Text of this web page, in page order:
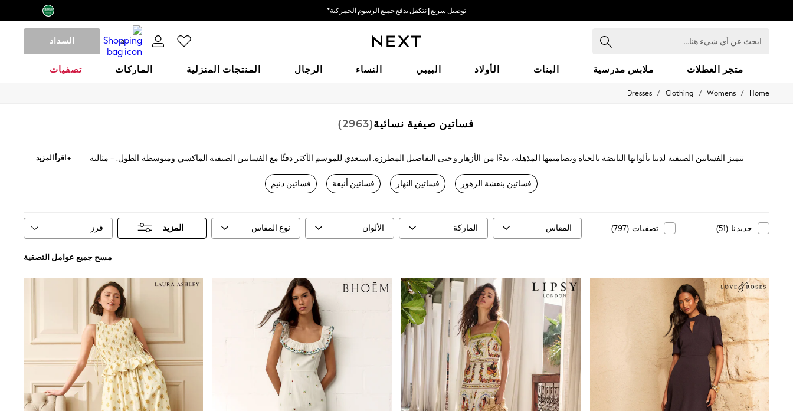
خيارات دفع مرنة وآمنة*
عن
0 السداد
متجر العطلات ملابس مدرسية البنات الأولاد البيبي النساء الرجال المنتجات المنزلية الماركات تصفيات
HOLIDAY SHOP
Occasionwear
Girls
Sets & Outfits
Sandals & Sliders
Jumpsuits & Playsuits
Shorts & Skirts
Sun Safe
Sun Hats & Caps
Sunglasses
Women's Holiday Shop
Women's Travel Styles
Dresses
Occasionwear
Linen Collection
Tops & T-Shirts
Home
/
Womens
/
Clothing
/
Dresses
فساتين صيفية نسائية(2963)
تتميز الفساتين الصيفية لدينا بألوانها النابضة بالحياة وتصاميمها المذهلة، بدءًا من الأزهار وحتى التفاصيل المطرزة. استعدي للموسم الأكثر دفئًا مع الفساتين الصيفية الماكسي ومتوسطة الطول. - مثالية
+ اقرأ المزيد
فساتين بنقشة الزهور فساتين النهار فساتين أنيقة فساتين دنيم
جديدنا (
51
) تصفيات (
797
) المقاس الماركة الألوان نوع المقاس المزيد فرز
مسح جميع عوامل التصفية